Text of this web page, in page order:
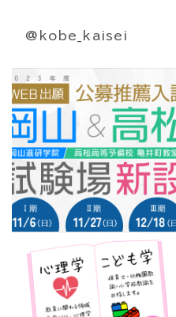
@kobe_kaisei